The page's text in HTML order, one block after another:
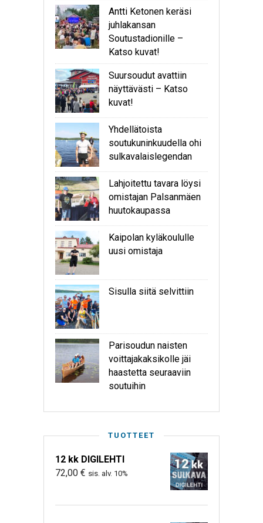
Antti Ketonen keräsi
juhlakansan
Soutustadionille –
Katso kuvat!
Suursoudut avattiin
näyttävästi – Katso
kuvat!
Yhdellätoista
soutukuninkuudella ohi
sulkavalaislegendan
Lahjoitettu tavara löysi
omistajan Palsanmäen
huutokaupassa
Kaipolan kyläkoululle
uusi omistaja
Sisulla siitä selvittiin
Parisoudun naisten
voittajakaksikolle jäi
haastetta seuraaviin
soutuihin
TUOTTEET
12 kk DIGILEHTI
72,00 € sis. alv. 10%